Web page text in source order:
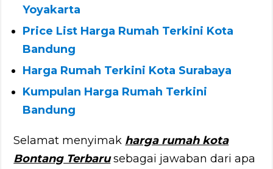
Yoyakarta
Price List Harga Rumah Terkini Kota
Bandung
Harga Rumah Terkini Kota Surabaya
Kumpulan Harga Rumah Terkini
Bandung
Selamat menyimak harga rumah kota
Bontang Terbarusebagai jawaban dari apa